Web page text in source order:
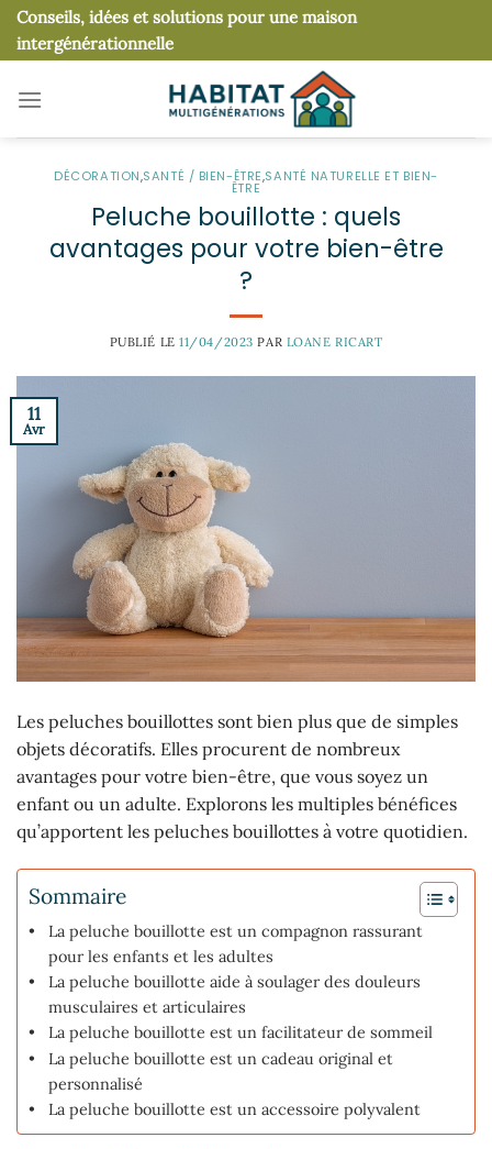
Passer
au
contenu
Conseils, idées et solutions pour une maison
intergénérationnelle
DÉCORATION,SANTÉ / BIEN-ÊTRE,SANTÉ NATURELLE ET BIEN-
ÊTRE
Peluche bouillotte : quels
avantages pour votre bien-être
?
PUBLIÉ LE11/04/2023 PAR LOANE RICART
11
Avr
Les peluches bouillottes sont bien plus que de simples
objets décoratifs. Elles procurent de nombreux
avantages pour votre bien-être, que vous soyez un
enfant ou un adulte. Explorons les multiples bénéfices
qu’apportent les peluches bouillottes à votre quotidien.
Sommaire
La peluche bouillotte est un compagnon rassurant
pour les enfants et les adultes
La peluche bouillotte aide à soulager des douleurs
musculaires et articulaires
La peluche bouillotte est un facilitateur de sommeil
La peluche bouillotte est un cadeau original et
personnalisé
La peluche bouillotte est un accessoire polyvalent